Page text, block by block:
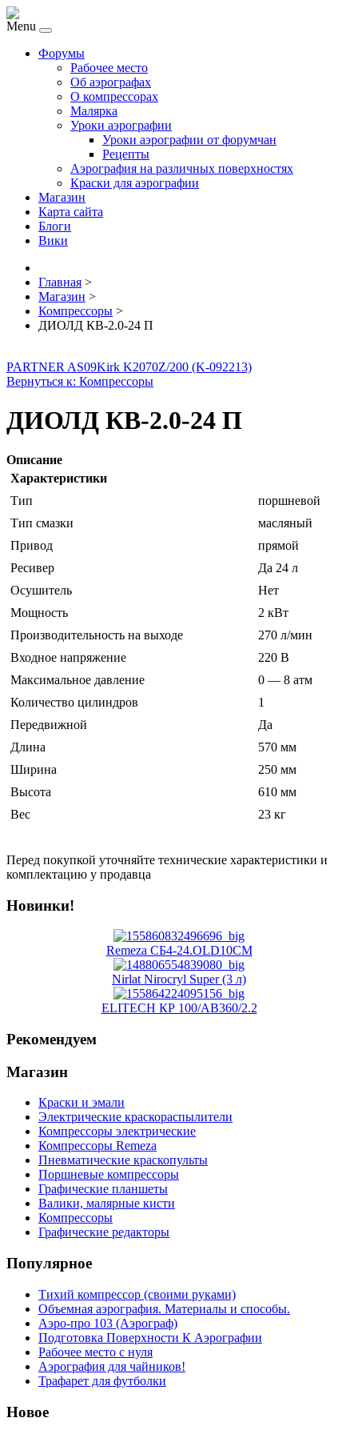
Menu
Форумы
Рабочее место
Об аэрографах
О компрессорах
Малярка
Уроки аэрографии
Уроки аэрографии от форумчан
Рецепты
Аэрография на различных поверхностях
Краски для аэрографии
Магазин
Карта сайта
Блоги
Вики
Главная >
Магазин >
Компрессоры >
ДИОЛД КВ-2.0-24 П
PARTNER AS09Kirk K2070Z/200 (K-092213)
Вернуться к: Компрессоры
ДИОЛД КВ-2.0-24 П
Описание
Характеристики
Тип
поршневой
Тип смазки
масляный
Привод
прямой
Ресивер
Да 24 л
Осушитель
Нет
Мощность
2 кВт
Производительность на выходе
270 л/мин
Входное напряжение
220 В
Максимальное давление
0 — 8 атм
Количество цилиндров
1
Передвижной
Да
Длина
570 мм
Ширина
250 мм
Высота
610 мм
Вес
23 кг
Перед покупкой уточняйте технические характеристики и
комплектацию у продавца
Новинки!
Remeza СБ4-24.OLD10СM
Nirlat Nirocryl Super (3 л)
ELITECH КР 100/АВ360/2.2
Рекомендуем
Магазин
Краски и эмали
Электрические краскораспылители
Компрессоры электрические
Компрессоры Remeza
Пневматические краскопульты
Поршневые компрессоры
Графические планшеты
Валики, малярные кисти
Компрессоры
Графические редакторы
Популярное
Тихий компрессор (своими руками)
Объемная аэрография. Материалы и способы.
Аэро-про 103 (Аэрограф)
Подготовка Поверхности К Аэрографии
Рабочее место с нуля
Аэрография для чайников!
Трафарет для футболки
Новое